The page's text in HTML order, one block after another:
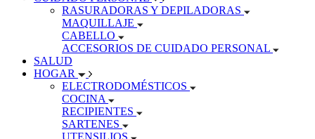
RASURADORAS Y DEPILADORAS
MAQUILLAJE
CABELLO
ACCESORIOS DE CUIDADO PERSONAL
SALUD
HOGAR
ELECTRODOMÉSTICOS
COCINA
RECIPIENTES
SARTENES
UTENSILIOS